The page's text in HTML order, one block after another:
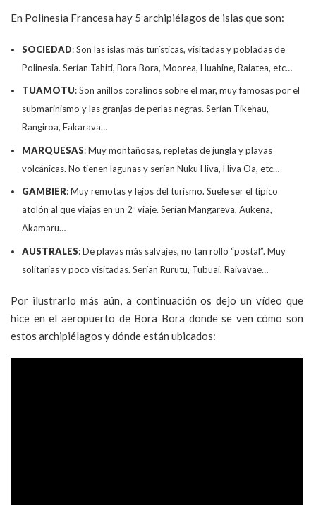
En Polinesia Francesa hay 5 archipiélagos de islas que son:
SOCIEDAD: Son las islas más turísticas, visitadas y pobladas de
Polinesia. Serían Tahiti, Bora Bora, Moorea, Huahine, Raiatea, etc…
TUAMOTU: Son anillos coralinos sobre el mar, muy famosas por el
submarinismo y las granjas de perlas negras. Serían Tikehau,
Rangiroa, Fakarava…
MARQUESAS: Muy montañosas, repletas de jungla y playas
volcánicas. No tienen lagunas y serían Nuku Hiva, Hiva Oa, etc…
GAMBIER: Muy remotas y lejos del turismo. Suele ser el típico
atolón al que viajas en un 2º viaje. Serían Mangareva, Aukena,
Akamaru…
AUSTRALES: De playas más salvajes, no tan rollo “postal”. Muy
solitarias y poco visitadas. Serían Rurutu, Tubuai, Raivavae…
Por ilustrarlo más aún, a continuación os dejo un vídeo que
hice en el aeropuerto de Bora Bora donde se ven cómo son
estos archipiélagos y dónde están ubicados: